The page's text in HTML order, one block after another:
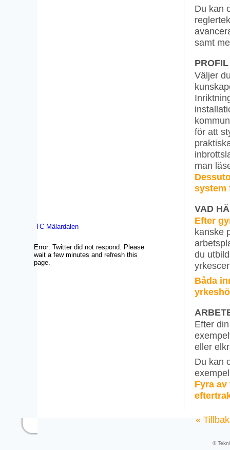
Du kan
samt
Väljer
för att
man
system
VAD
Efter
kanske
du
Båda
Efter
eller
Du kan
Fyra
«
TC Mälardalen
Error: Twitter did not respond. Please
wait a few minutes and refresh this
page.
©